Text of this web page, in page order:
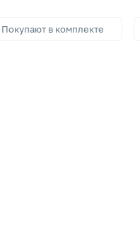
Покупают в комплекте